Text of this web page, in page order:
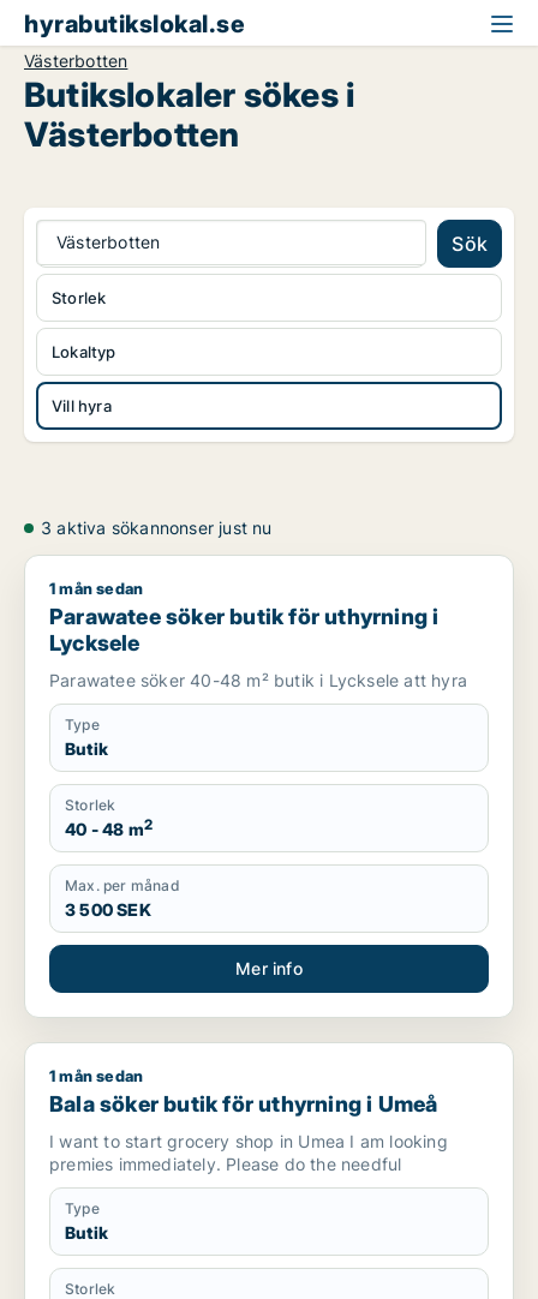
hyrabutikslokal.se
Västerbotten
Butikslokaler sökes i
Västerbotten
Västerbotten Sök
Lokaltyp
Vill hyra
Storlek
3 aktiva sökannonser just nu
Parawatee söker butik för uthyrning i Lycksele
1 mån sedan
Parawatee söker butik för uthyrning i
Lycksele
Parawatee söker 40-48 m² butik i Lycksele att hyra
Type
Butik
Storlek
40 - 48 m2
Max. per månad
3 500 SEK
Mer info
Bala söker butik för uthyrning i Umeå
1 mån sedan
Bala söker butik för uthyrning i Umeå
I want to start grocery shop in Umea I am looking
premies immediately. Please do the needful
Type
Butik
Storlek